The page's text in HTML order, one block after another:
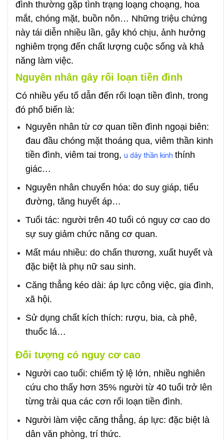
đình thường gặp tình trạng loạng choạng, hoa
mắt, chóng mặt, buồn nôn… Những triệu chứng
này tái diễn nhiều lần, gây khó chịu, ảnh hưởng
nghiêm trọng đến chất lượng cuộc sống và khả
năng làm việc.
Nguyên nhân gây rối loạn tiền đình
Có nhiều yếu tố dẫn đến rối loạn tiền đình, trong
đó phổ biến là:
Nguyên nhân từ cơ quan tiền đình ngoại biên:
đau đầu chóng mặt thoáng qua, viêm thần kinh
tiền đình, viêm tai trong, u dây thần kinh thính
giác…
Nguyên nhân chuyển hóa: do suy giáp, tiểu
đường, tăng huyết áp…
Tuổi tác: người trên 40 tuổi có nguy cơ cao do
sự suy giảm chức năng cơ quan.
Mất máu nhiều: do chấn thương, xuất huyết và
đặc biệt là phụ nữ sau sinh.
Căng thẳng kéo dài: áp lực công việc, gia đình,
xã hội.
Sử dụng chất kích thích: rượu, bia, cà phê,
thuốc lá…
Đối tượng có nguy cơ cao
Người cao tuổi: chiếm tỷ lệ lớn, nhiều nghiên
cứu cho thấy hơn 35% người từ 40 tuổi trở lên
từng trải qua các cơn rối loạn tiền đình.
Người làm việc căng thẳng, áp lực: đặc biệt là
dân văn phòng, trí thức.